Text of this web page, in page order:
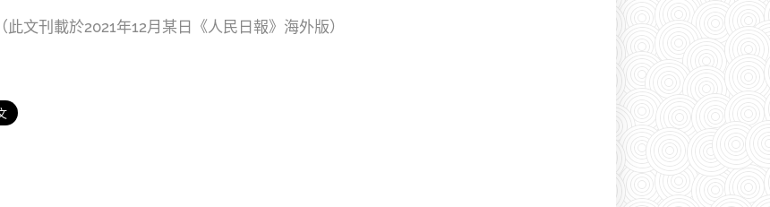
（此文刊載於2021年12月某日《人民日報》海外版）